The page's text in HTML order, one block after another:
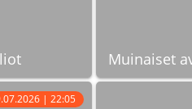
Muinaiset
| 22:05